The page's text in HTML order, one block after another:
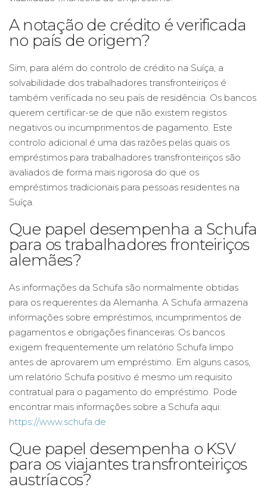
A notação de crédito é verificada
no país de origem?
Sim, para além do controlo de crédito na Suíça, a
solvabilidade dos trabalhadores transfronteiriços é
também verificada no seu país de residência. Os bancos
querem certificar-se de que não existem registos
negativos ou incumprimentos de pagamento. Este
controlo adicional é uma das razões pelas quais os
empréstimos para trabalhadores transfronteiriços são
avaliados de forma mais rigorosa do que os
empréstimos tradicionais para pessoas residentes na
Suíça.
Que papel desempenha a Schufa
para os trabalhadores fronteiriços
alemães?
As informações da Schufa são normalmente obtidas
para os requerentes da Alemanha. A Schufa armazena
informações sobre empréstimos, incumprimentos de
pagamentos e obrigações financeiras. Os bancos
exigem frequentemente um relatório Schufa limpo
antes de aprovarem um empréstimo. Em alguns casos,
um relatório Schufa positivo é mesmo um requisito
contratual para o pagamento do empréstimo. Pode
encontrar mais informações sobre a Schufa aqui:
https://www.schufa.de
Que papel desempenha o KSV
para os viajantes transfronteiriços
austríacos?